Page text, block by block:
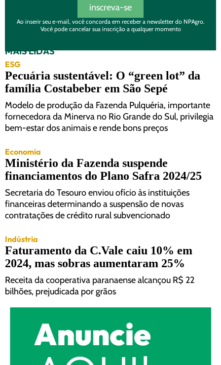
inscreva-se
Ao inserir seu e-mail, você concorda em receber a newsletter do NPAgro.
Você pode cancelar sua inscrição a qualquer momento
MAIS LIDAS
ESG
Pecuária sustentável: O “green lot” da
família Costabeber em São Sepé
Modelo de produção da Fazenda Pulquéria, importante
fornecedora da Minerva no Rio Grande do Sul, privilegia
bem-estar dos animais e rende bons preços
Economia
Ministério da Fazenda suspende
financiamentos do Plano Safra 2024/25
Secretaria do Tesouro enviou ofício às instituições
financeiras determinando a suspensão de novas
contratações de crédito rural subvencionado
Indústria
Faturamento da C.Vale caiu 10% em
2024, mas sobras aumentaram 25%
Receita da cooperativa paranaense alcançou R$ 22
bilhões, prejudicada por grãos